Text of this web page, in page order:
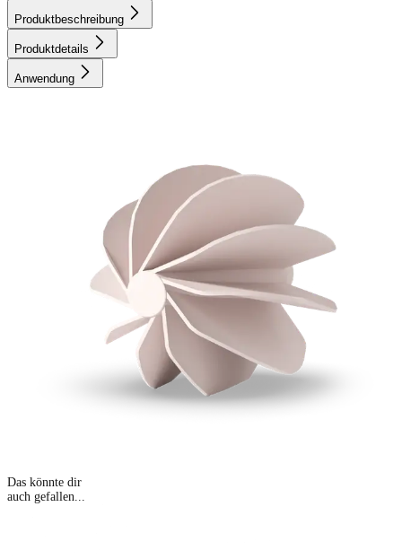
Produktbeschreibung
Produktdetails
Anwendung
Das könnte dir
auch gefallen...